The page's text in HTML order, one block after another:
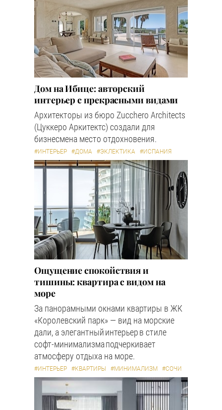
Дом на Ибице: авторский
интерьер с прекрасными видами
Архитекторы из бюро Zucchero Architects
(Цуккеро Аркитектс) создали для
бизнесмена место отдохновения.
#ИНТЕРЬЕР #ДОМА #ЭКЛЕКТИКА #ИСПАНИЯ
Ощущение спокойствия и
тишины: квартира с видом на
море
За панорамными окнами квартиры в ЖК
«Королевский парк» — вид на морские
дали, а элегантный интерьер в стиле
софт-минимализма подчеркивает
атмосферу отдыха на море.
#ИНТЕРЬЕР #КВАРТИРЫ #МИНИМАЛИЗМ #СОЧИ